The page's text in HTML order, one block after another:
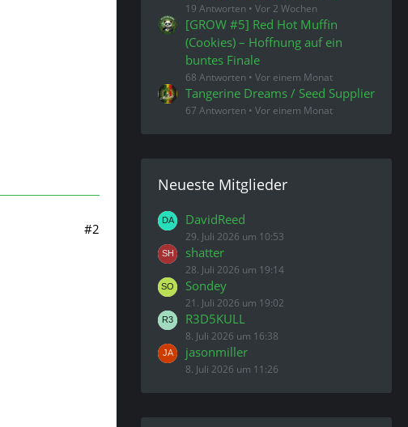
#2
19 Antworten Vor 2 Wochen
[GROW #5] Red Hot Muffin
(Cookies) – Hoffnung auf ein
buntes Finale
68 Antworten Vor einem Monat
Tangerine Dreams / Seed Supplier
67 Antworten Vor einem Monat
Neueste Mitglieder
DavidReed
29. Juli 2026 um 10:53
shatter
28. Juli 2026 um 19:14
Sondey
21. Juli 2026 um 19:02
R3D5KULL
8. Juli 2026 um 16:38
jasonmiller
8. Juli 2026 um 11:26